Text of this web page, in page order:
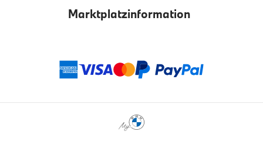
Marktplatzinformation